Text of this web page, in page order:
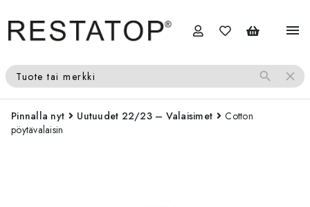
menu
Tuote tai merkki search close
Pinnalla nyt Uutuudet 22/23 – Valaisimet
Cotton
pöytävalaisin